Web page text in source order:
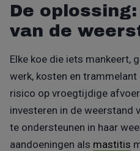
De
van de
Elke koe die iets mankeert,
werk, kosten en
risico op vroegtijdige
investeren in de weerstand
te ondersteunen in haar
aandoeningen als mastitis